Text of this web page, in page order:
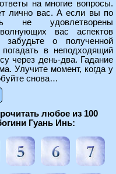
на многие вопросы.
лично вас. А если вы по
не удовлетворены
вас аспектов
забудьте о полученной
в неподходящий
через день-два. Гадание
Улучите момент, когда у
снова…
любое из 100
Гуань Инь: